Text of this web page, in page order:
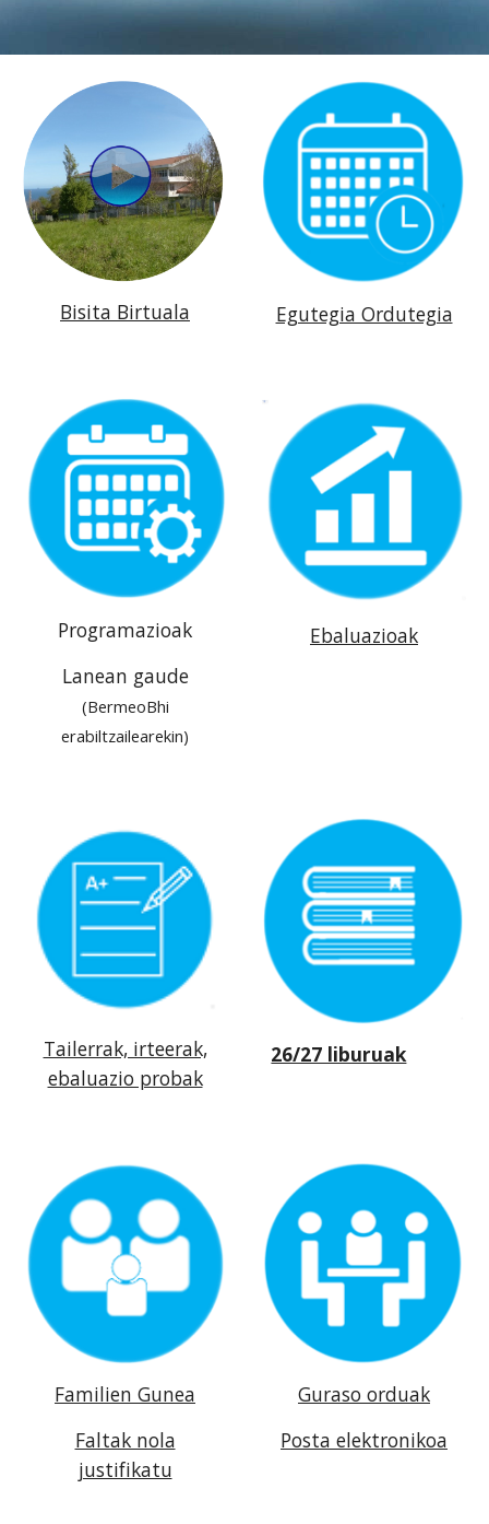
Bisita Birtuala Egutegia Ordutegia
Programazioak
Lanean gaude
(BermeoBhi
erabiltzailearekin)
Ebaluazioak
Tailerrak, irteerak,
ebaluazio probak
26/27 liburuak
Familien Gunea
Faltak nola
justifikatu
Guraso orduak
Posta elektronikoa